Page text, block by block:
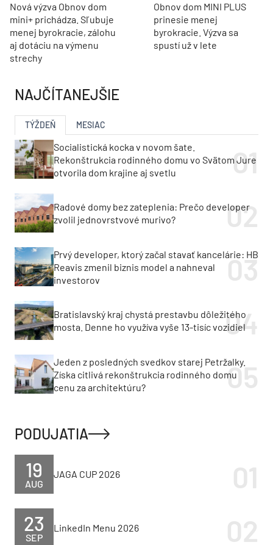
Nová výzva Obnov dom
mini+ prichádza. Sľubuje
menej byrokracie, zálohu
aj dotáciu na výmenu
strechy
Obnov dom MINI PLUS
prinesie menej
byrokracie. Výzva sa
spustí už v lete
NAJČÍTANEJŠIE
TÝŽDEŇ MESIAC
Socialistická kocka v novom šate.
Rekonštrukcia rodinného domu vo Svätom Jure
otvorila dom krajine aj svetlu
Radové domy bez zateplenia: Prečo developer
zvolil jednovrstvové murivo?
Prvý developer, ktorý začal stavať kancelárie: HB
Reavis zmenil biznis model a nahneval
investorov
Bratislavský kraj chystá prestavbu dôležitého
mosta. Denne ho využíva vyše 13-tisíc vozidiel
Jeden z posledných svedkov starej Petržalky.
Získa citlivá rekonštrukcia rodinného domu
cenu za architektúru?
PODUJATIA
AUG
19 JAGA CUP 2026
SEP
23 LinkedIn Menu 2026